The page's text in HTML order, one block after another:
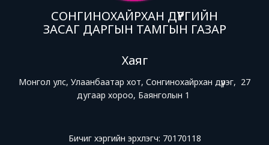
СОНГИНОХАЙРХАН ДҮҮРГИЙН
ЗАСАГ ДАРГЫН ТАМГЫН ГАЗАР
Хаяг
Монгол улс, Улаанбаатар хот, Сонгинохайрхан дүүрэг, 27
дугаар хороо, Баянголын 1
Бичиг хэргийн эрхлэгч: 70170118